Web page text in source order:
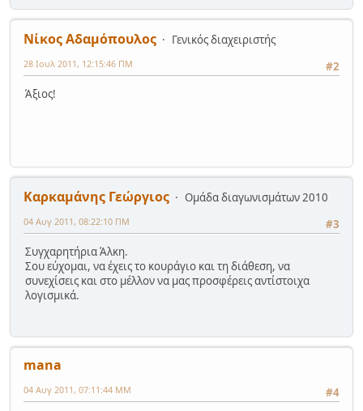
Νίκος Αδαμόπουλος
Γενικός διαχειριστής
#2
28 Ιουλ 2011, 12:15:46 ΠΜ
Άξιος!
Καρκαμάνης Γεώργιος
Ομάδα διαγωνισμάτων 2010
#3
04 Αυγ 2011, 08:22:10 ΠΜ
Συγχαρητήρια Άλκη.
Σου εύχομαι, να έχεις το κουράγιο και τη διάθεση, να
συνεχίσεις και στο μέλλον να μας προσφέρεις αντίστοιχα
λογισμικά.
mana
#4
04 Αυγ 2011, 07:11:44 ΜΜ